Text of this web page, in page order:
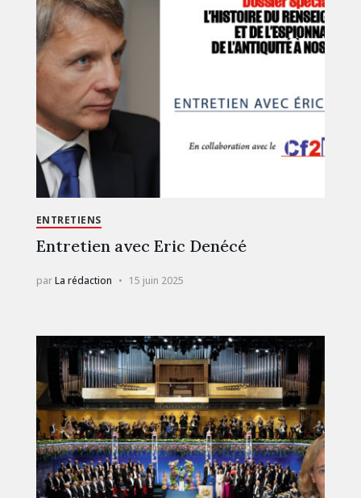
ENTRETIENS
Entretien avec Eric Denécé
parLa rédaction 15 juin 2025